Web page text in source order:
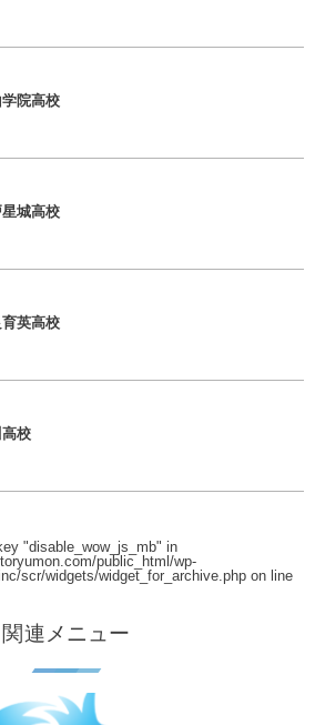
院高校
城高校
英高校
校
"disable_wow_js_mb" in
public_html/wp-
scr/widgets/widget_for_archive.php on line
関連メニュー